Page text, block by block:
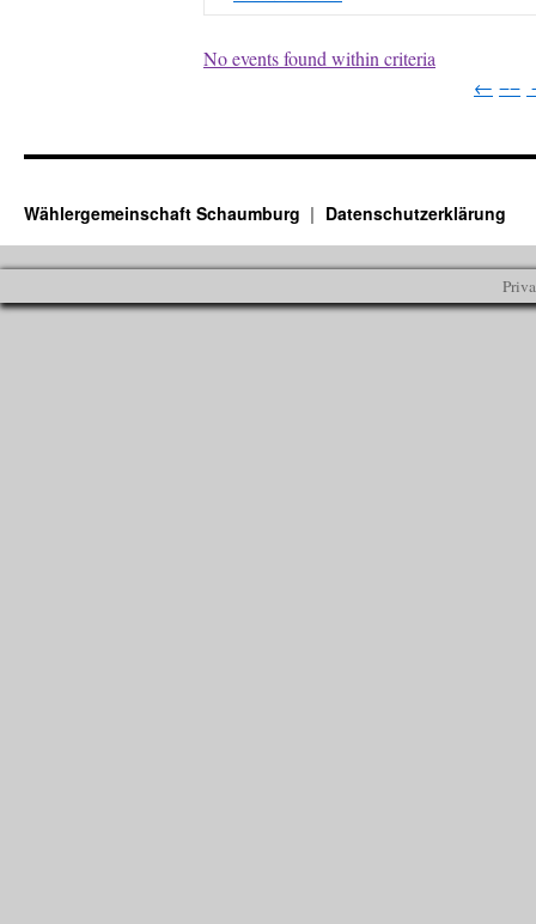
No events found within criteria
← −−
Wählergemeinschaft Schaumburg Datenschutzerklärung